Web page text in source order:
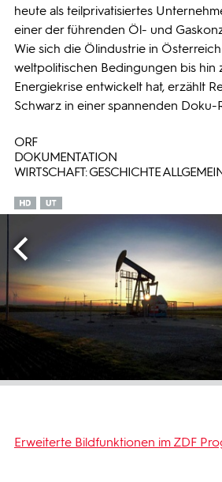
heute als teilprivatisiertes
einer der führenden Öl- und
Wie sich die Ölindustrie in
weltpolitischen Bedingungen bis hin
Energiekrise entwickelt hat, erzählt
Schwarz in einer spannenden Doku-
ORF
DOKUMENTATION
WIRTSCHAFT: GESCHICHTE
Erweiterte Bildfunktionen im ZDF